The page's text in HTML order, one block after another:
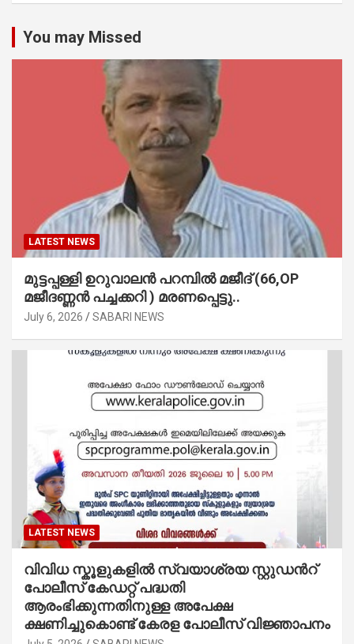
You may Missed
LATEST NEWS
മുട്ടപ്പള്ളി ഉറുവാലൻ പറമ്പിൽ മജീദ് (66,OP
മജീദണ്ണൻ പച്ചക്കറി ) മരണപ്പെട്ടു..
July 6, 2026 SABARI NEWS
LATEST NEWS
വിവിധ സ്കൂളുകളില്‍ സ്വയാശ്രയ സ്റ്റുഡന്‍റ്
പോലീസ് കേഡറ്റ് പദ്ധതി
ആരംഭിക്കുന്നതിനുള്ള അപേക്ഷ
ക്ഷണിച്ചുകൊണ്ട് കേരള പോലീസ് വിജ്ഞാപനം